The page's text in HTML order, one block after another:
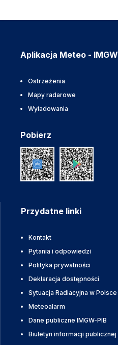
Aplikacja Meteo - IMGW
Ostrzeżenia
Mapy radarowe
Wyładowania
Pobierz
Przydatne linki
Kontakt
Pytania i odpowiedzi
Polityka prywatności
Deklaracja dostępności
Sytuacja Radiacyjna w Polsce
Meteoalarm
Dane publiczne IMGW-PIB
Biuletyn informacji publicznej